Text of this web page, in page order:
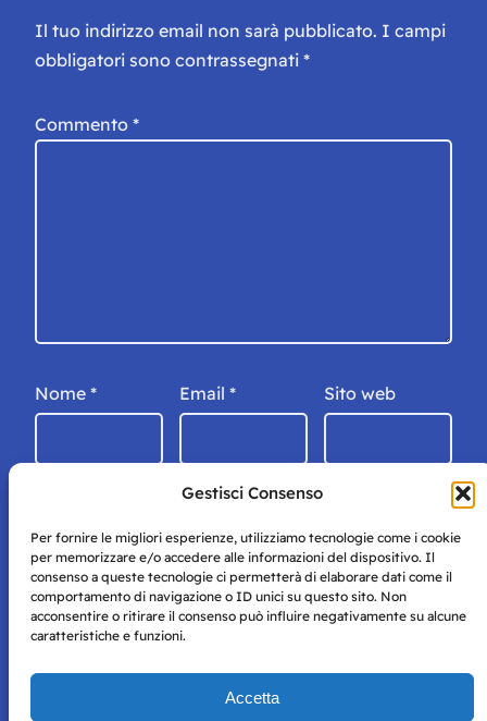
Gestisci Consenso
Per fornire le migliori esperienze, utilizziamo tecnologie come i cookie
per memorizzare e/o accedere alle informazioni del dispositivo. Il
consenso a queste tecnologie ci permetterà di elaborare dati come il
comportamento di navigazione o ID unici su questo sito. Non
acconsentire o ritirare il consenso può influire negativamente su alcune
caratteristiche e funzioni.
Accetta
Il tuo indirizzo email non sarà pubblicato. I campi
obbligatori sono contrassegnati *
Commento *
Nome * Email * Sito web
Storie di Napoli è una testata registrata presso il tribunale di